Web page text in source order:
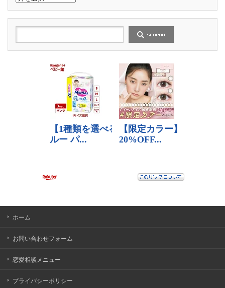
去
の
記
事
ホーム
お問い合わせフォーム
恋愛相談メニュー
プライバシーポリシー